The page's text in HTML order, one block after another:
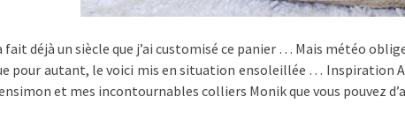
fait déjà un siècle que j’ai customisé ce panier … Mais météo
pour autant, le voici mis en situation ensoleillée … Inspiration
et mes incontournables colliers Monik que vous pouvez